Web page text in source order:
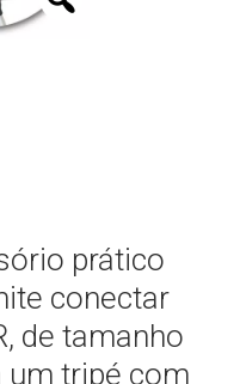
prático
conectar
de tamanho
um tripé com